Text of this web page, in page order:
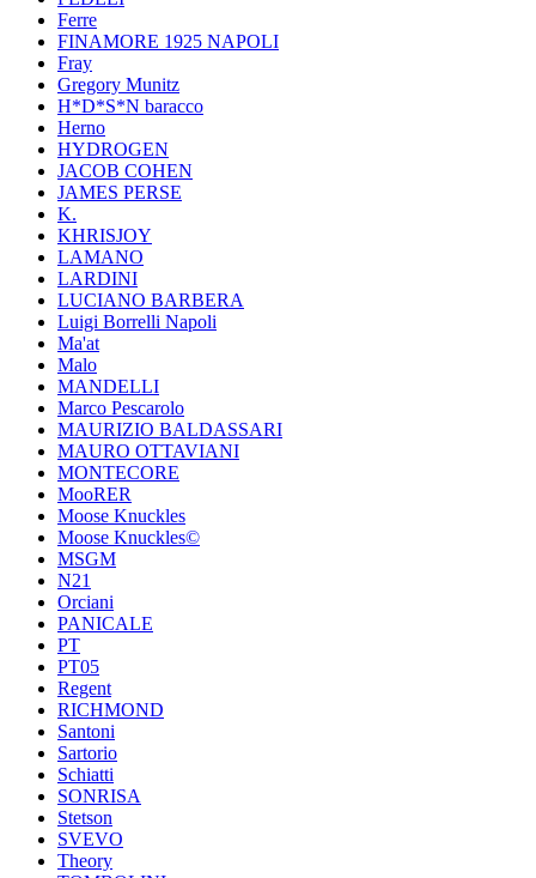
Ferre
FINAMORE 1925 NAPOLI
Fray
Gregory Munitz
H*D*S*N baracco
Herno
HYDROGEN
JACOB COHEN
JAMES PERSE
K.
KHRISJOY
LAMANO
LARDINI
LUCIANO BARBERA
Luigi Borrelli Napoli
Ma'at
Malo
MANDELLI
Marco Pescarolo
MAURIZIO BALDASSARI
MAURO OTTAVIANI
MONTECORE
MooRER
Moose Knuckles
Moose Knuckles©️
MSGM
N21
Orciani
PANICALE
PT
PT05
Regent
RICHMOND
Santoni
Sartorio
Schiatti
SONRISA
Stetson
SVEVO
Theory